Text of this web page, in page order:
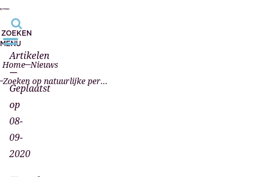
ZOEKEN
MENU
Home Nieuws
Zoeken op natuurlijke personen in Handelsregister stap dichterbij
Artikelen
—
Geplaatst
op
08-
09-
2020